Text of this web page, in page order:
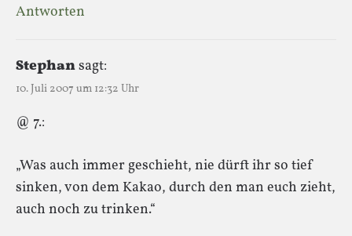
Antworten
Stephansagt:
10. Juli 2007 um 12:32 Uhr
@ 7.:
„Was auch immer geschieht, nie dürft ihr so tief
sinken, von dem Kakao, durch den man euch zieht,
auch noch zu trinken.“